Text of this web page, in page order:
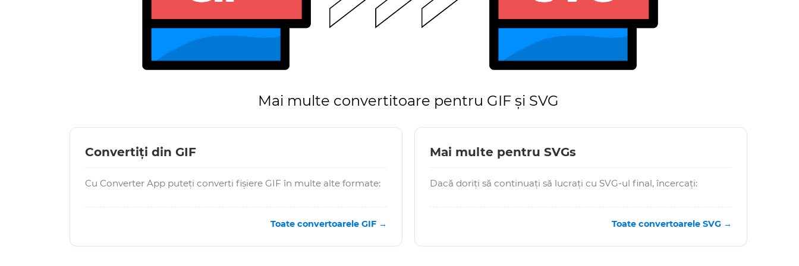
Mai multe convertitoare pentru GIF și SVG
Convertiți din GIF
Cu Converter App puteți converti fișiere GIF în multe alte formate:
Toate convertoarele GIF →
Mai multe pentru SVGs
Dacă doriți să continuați să lucrați cu SVG-ul final, încercați:
Toate convertoarele SVG →